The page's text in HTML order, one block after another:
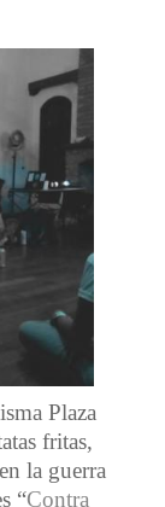
Plaza
fritas,
la guerra
“Contra